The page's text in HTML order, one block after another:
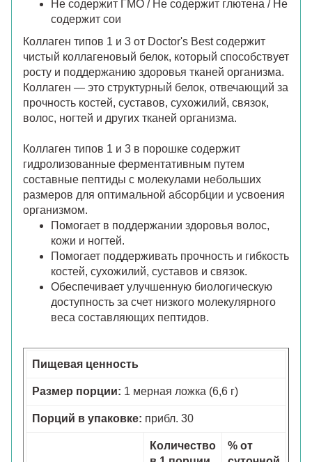
Не содержит ГМО / Не содержит глютена / Не
содержит сои
Коллаген типов 1 и 3 от Doctor's Best содержит
чистый коллагеновый белок, который способствует
росту и поддержанию здоровья тканей организма.
Коллаген — это структурный белок, отвечающий за
прочность костей, суставов, сухожилий, связок,
волос, ногтей и других тканей организма.
Коллаген типов 1 и 3 в порошке содержит
гидролизованные ферментативным путем
составные пептиды с молекулами небольших
размеров для оптимальной абсорбции и усвоения
организмом.
Помогает в поддержании здоровья волос,
кожи и ногтей.
Помогает поддерживать прочность и гибкость
костей, сухожилий, суставов и связок.
Обеспечивает улучшенную биологическую
доступность за счет низкого молекулярного
веса составляющих пептидов.
Пищевая ценность
Размер порции: 1 мерная ложка (6,6 г)
Порций в упаковке: прибл. 30
Количество
% от